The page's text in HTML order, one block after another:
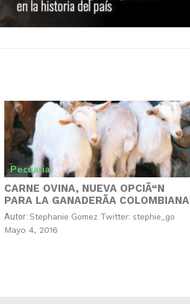
Pecuaria
CARNE OVINA, NUEVA OPCIÃ“N
PARA LA GANADERÃA COLOMBIANA
Autor:Stephanie Gomez Twitter: stephie_go
Mayo 4, 2016